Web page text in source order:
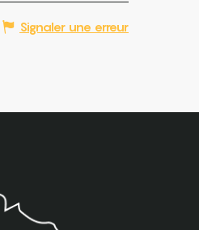
Signaler une erreur